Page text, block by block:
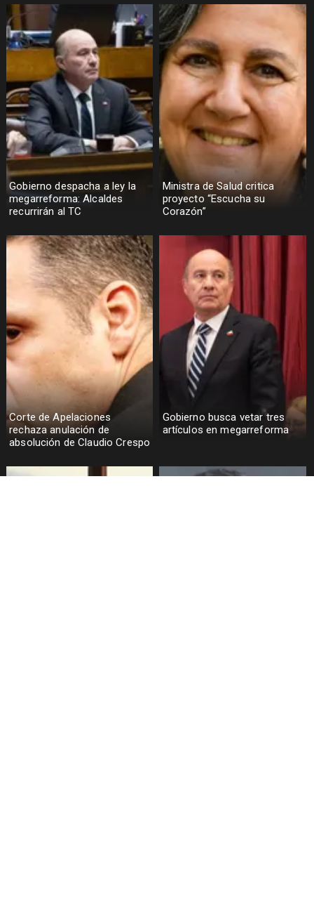
Gobierno despacha a ley la
megarreforma: Alcaldes
recurrirán al TC
Ministra de Salud critica
proyecto “Escucha su
Corazón”
Corte de Apelaciones
rechaza anulación de
absolución de Claudio Crespo
Gobierno busca vetar tres
artículos en megarreforma